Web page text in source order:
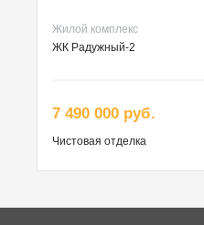
Жилой комплекс
ЖК Радужный-2
7 490 000 руб.
Чистовая отделка